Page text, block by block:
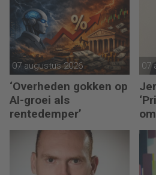
07 augustus 2026
‘Overheden gokken op
AI-groei als
rentedemper’
07
én